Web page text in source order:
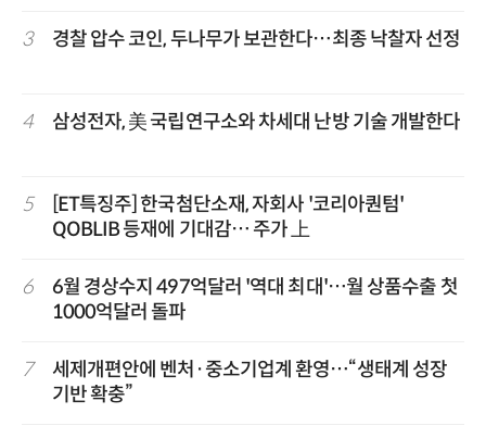
3 경찰 압수 코인, 두나무가 보관한다…최종 낙찰자 선정
4 삼성전자, 美 국립연구소와 차세대 난방 기술 개발한다
5
[ET특징주] 한국첨단소재, 자회사 '코리아퀀텀'
QOBLIB 등재에 기대감… 주가 上
6
6월 경상수지 497억달러 '역대 최대'…월 상품수출 첫
1000억달러 돌파
7
세제개편안에 벤처·중소기업계 환영…“생태계 성장
기반 확충”